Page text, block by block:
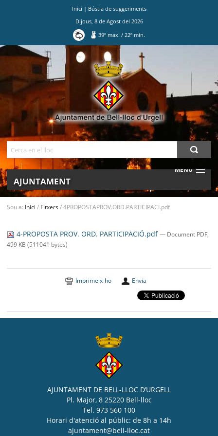
Inici | Bústia de suggeriments
Dijous, 8de Agostdel 2026
39º max./ 22º min.
MENU
AJUNTAMENT
BELL-LLOC SOLUCIONA
Sou a: Inici / Fitxers/4PROPOSTAPROV.ORD.PARTICIPACI.pdf
4-PROPOSTA PROV. ORD. PARTICIPACIÓ.pdf— Document PDF,
499 KB (511041 bytes)
Imprimeix-ho Envia
AJUNTAMENT DE BELL-LLOC D’URGELL
Pl. Major, 8 25220 Bell-lloc
Tel. 973 560 100
Horari d'atenció al públic: de 8h a 14h
ajuntament@bell-lloc.cat